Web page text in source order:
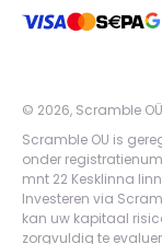
© 2026, Scramble
Scramble OU is
onder
mnt 22 Kesklinna
Investeren via
kan uw kapitaal
zorgvuldig te